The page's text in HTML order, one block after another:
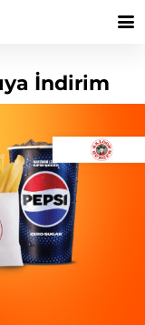
İndirim